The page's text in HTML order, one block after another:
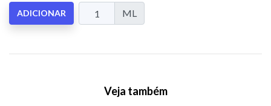
ADICIONAR ML
Veja também